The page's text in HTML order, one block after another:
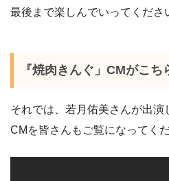
最後まで楽しんでいってくださ
『焼肉きんぐ」CMがこち
それでは、若月佑美さんが出
CMを皆さんもご覧になってくだ